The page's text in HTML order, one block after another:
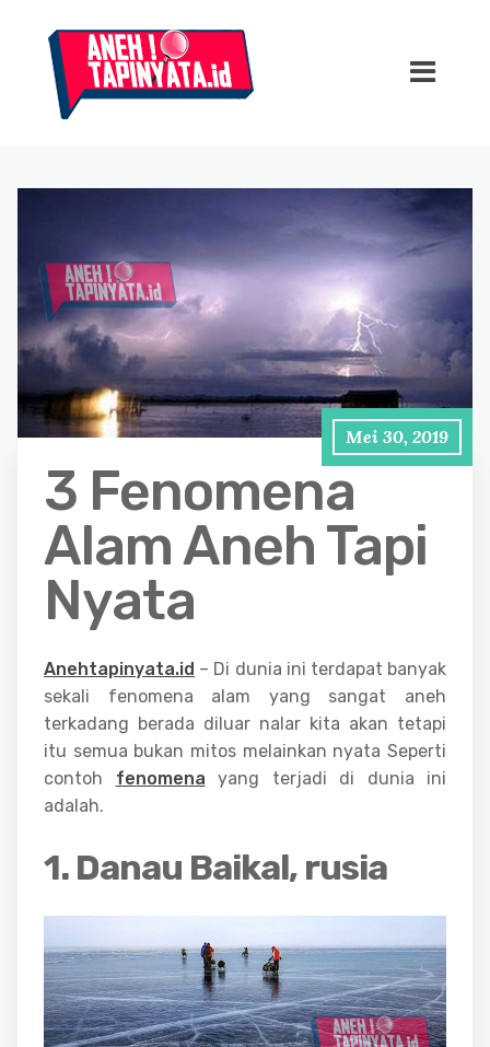
Mei 30, 2019
3 Fenomena
Alam Aneh Tapi
Nyata
Anehtapinyata.id – Di dunia ini terdapat banyak
sekali fenomena alam yang sangat aneh
terkadang berada diluar nalar kita akan tetapi
itu semua bukan mitos melainkan nyata Seperti
contoh fenomena yang terjadi di dunia ini
adalah.
1. Danau Baikal, rusia